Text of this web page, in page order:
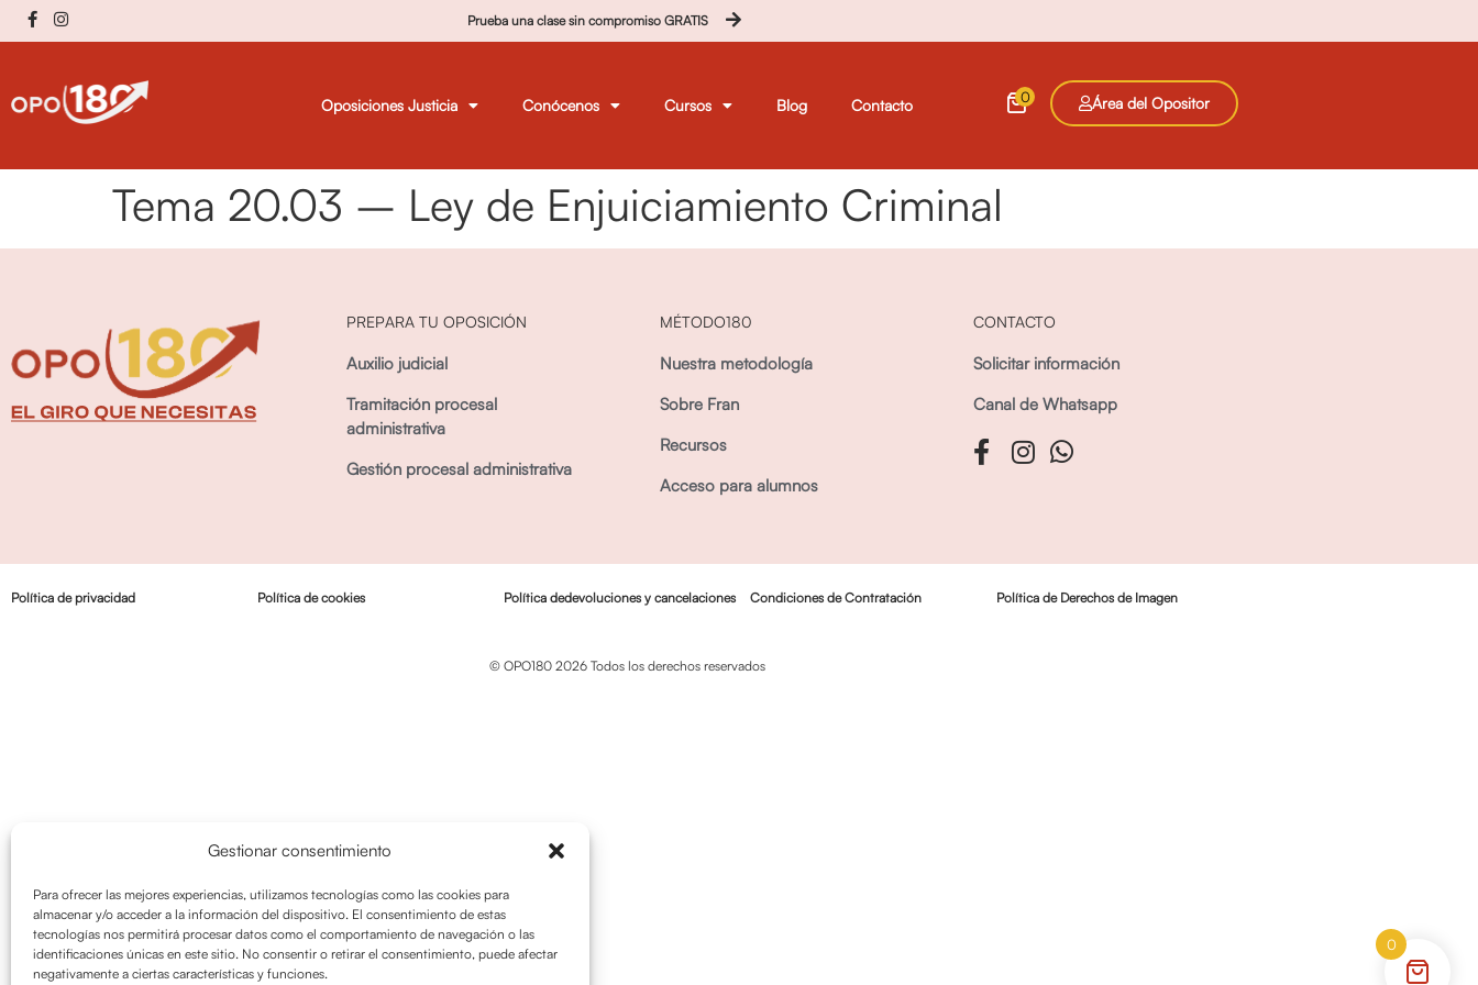
Gestionar consentimiento
Para ofrecer las mejores experiencias, utilizamos tecnologías como las cookies para
almacenar y/o acceder a la información del dispositivo. El consentimiento de estas
tecnologías nos permitirá procesar datos como el comportamiento de navegación o las
identificaciones únicas en este sitio. No consentir o retirar el consentimiento, puede afectar
negativamente a ciertas características y funciones.
Prueba una clase sin compromiso GRATIS
Oposiciones Justicia Conócenos Cursos Blog Contacto 0 Área del Opositor
Tema 20.03 – Ley de Enjuiciamiento Criminal
PREPARA TU OPOSICIÓN
Auxilio judicial
Tramitación procesal
administrativa
Gestión procesal administrativa
MÉTODO180
Nuestra metodología
Sobre Fran
Recursos
Acceso para alumnos
CONTACTO
Solicitar información
Canal de Whatsapp
Política de privacidad Política de cookies Política dedevoluciones y cancelaciones Condiciones de Contratación Política de Derechos de Imagen
© OPO180 2026 Todos los derechos reservados
0